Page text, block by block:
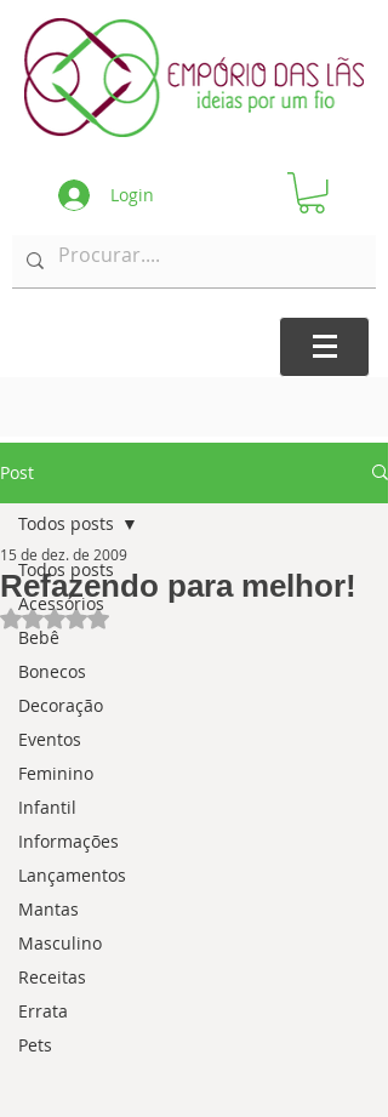
Login
Post
Todos posts
Acessórios
Bebê
Bonecos
Decoração
Eventos
Feminino
Infantil
Informações
Lançamentos
Mantas
Masculino
Receitas
Errata
Pets
Todos posts
Refazendo para melhor!
15 de dez. de 2009
Avaliado com NaN de 5 estrelas.